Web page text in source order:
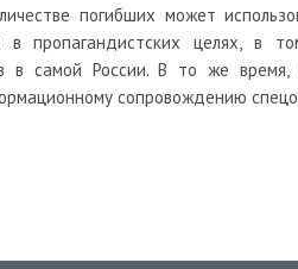
погибших может
пропагандистских целях, в
в самой России. В то же время,
сопровождению